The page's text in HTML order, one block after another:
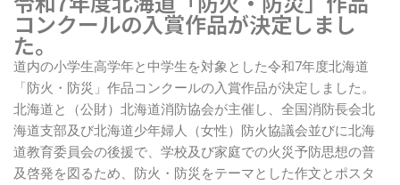
コンクールの入賞作品が決定しまし
た。
道内の小学生高学年と中学生を対象とした令和7年度北海道
「防火・防災」作品コンクールの入賞作品が決定しました。
北海道と（公財）北海道消防協会が主催し、全国消防長会北
海道支部及び北海道少年婦人（女性）防火協議会並びに北海
道教育委員会の後援で、学校及び家庭での火災予防思想の普
及啓発を図るため、防火・防災をテーマとした作文とポスタ